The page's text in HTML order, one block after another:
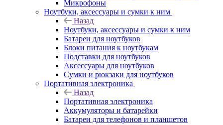
Микрофоны
Ноутбуки, аксессуары и сумки к ним
Назад
Ноутбуки, аксессуары и сумки к ним
Батареи для ноутбуков
Блоки питания к ноутбукам
Подставки для ноутбуков
Аксессуары для ноутбуков
Сумки и рюкзаки для ноутбуков
Портативная электроника
Назад
Портативная электроника
Аккумуляторы и батарейки
Батареи для телефонов и планшетов